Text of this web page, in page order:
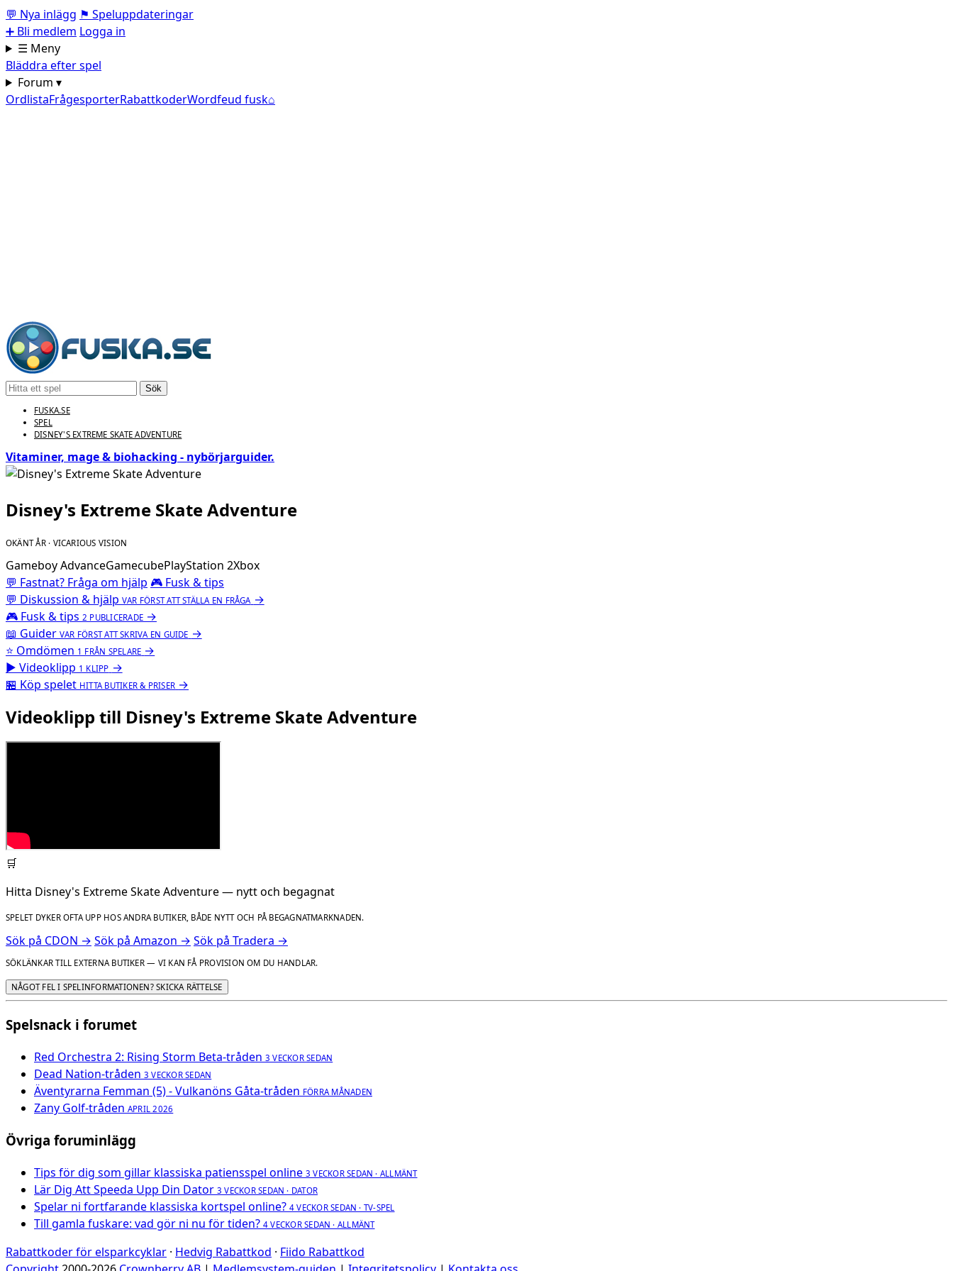
💬 Nya inlägg ⚑ Speluppdateringar
➕ Bli medlem Logga in
☰ Meny
Bläddra efter spel
Forum ▾
OrdlistaFrågesporterRabattkoderWordfeud fusk⌂
Sök
FUSKA.SE
SPEL
DISNEY'S EXTREME SKATE ADVENTURE
Vitaminer, mage & biohacking - nybörjarguider.
Disney's Extreme Skate Adventure
OKÄNT ÅR · VICARIOUS VISION
Gameboy AdvanceGamecubePlayStation 2Xbox
💬 Fastnat? Fråga om hjälp 🎮 Fusk & tips
💬 Diskussion & hjälp VAR FÖRST ATT STÄLLA EN FRÅGA →
🎮 Fusk & tips 2 PUBLICERADE →
📖 Guider VAR FÖRST ATT SKRIVA EN GUIDE →
⭐ Omdömen 1 FRÅN SPELARE →
▶ Videoklipp 1 KLIPP →
🏪 Köp spelet HITTA BUTIKER & PRISER →
Videoklipp till Disney's Extreme Skate Adventure
🛒
Hitta Disney's Extreme Skate Adventure — nytt och begagnat
SPELET DYKER OFTA UPP HOS ANDRA BUTIKER, BÅDE NYTT OCH PÅ BEGAGNATMARKNADEN.
Sök på CDON → Sök på Amazon → Sök på Tradera →
SÖKLÄNKAR TILL EXTERNA BUTIKER — VI KAN FÅ PROVISION OM DU HANDLAR.
NÅGOT FEL I SPELINFORMATIONEN? SKICKA RÄTTELSE
Spelsnack i forumet
Red Orchestra 2: Rising Storm Beta-tråden 3 VECKOR SEDAN
Dead Nation-tråden 3 VECKOR SEDAN
Äventyrarna Femman (5) - Vulkanöns Gåta-tråden FÖRRA MÅNADEN
Zany Golf-tråden APRIL 2026
Övriga foruminlägg
Tips för dig som gillar klassiska patiensspel online 3 VECKOR SEDAN · ALLMÄNT
Lär Dig Att Speeda Upp Din Dator 3 VECKOR SEDAN · DATOR
Spelar ni fortfarande klassiska kortspel online? 4 VECKOR SEDAN · TV-SPEL
Till gamla fuskare: vad gör ni nu för tiden? 4 VECKOR SEDAN · ALLMÄNT
Rabattkoder för elsparkcyklar · Hedvig Rabattkod · Fiido Rabattkod